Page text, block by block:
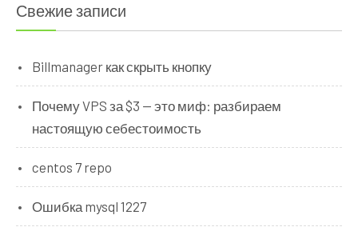
Свежие записи
Billmanager как скрыть кнопку
Почему VPS за $3 — это миф: разбираем
настоящую себестоимость
centos 7 repo
Ошибка mysql 1227